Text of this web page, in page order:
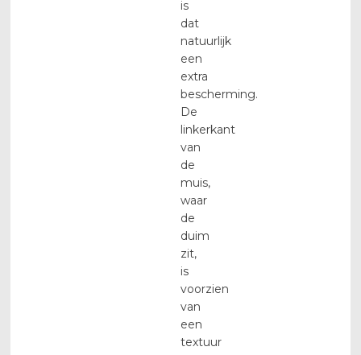
is
dat
natuurlijk
een
extra
bescherming.
De
linkerkant
van
de
muis,
waar
de
duim
zit,
is
voorzien
van
een
textuur